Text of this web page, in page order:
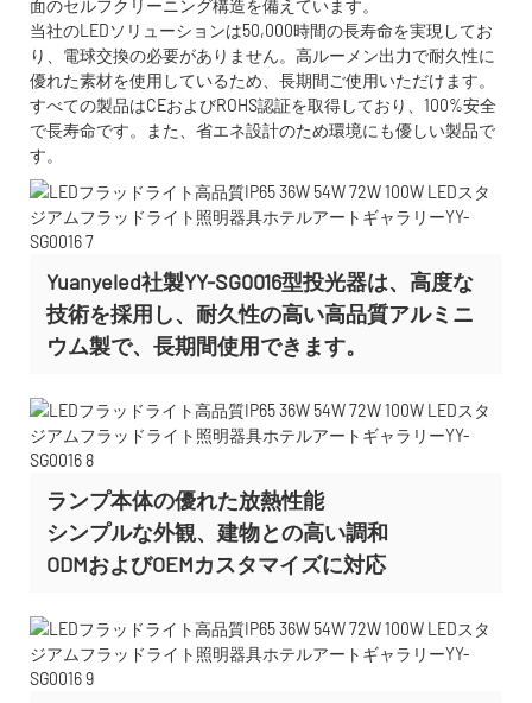
面のセルフクリーニング構造を備えています。
当社のLEDソリューションは50,000時間の長寿命を実現してお
り、電球交換の必要がありません。高ルーメン出力で耐久性に
優れた素材を使用しているため、長期間ご使用いただけます。
すべての製品はCEおよびROHS認証を取得しており、100%安全
で長寿命です。また、省エネ設計のため環境にも優しい製品で
す。
Yuanyeled社製YY-SG0016型投光器は、高度な
技術を採用し、耐久性の高い高品質アルミニ
ウム製で、長期間使用できます。
ランプ本体の優れた放熱性能
シンプルな外観、建物との高い調和
ODMおよびOEMカスタマイズに対応